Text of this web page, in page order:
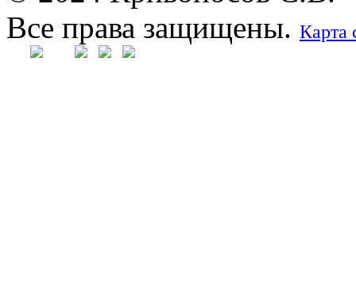
Все права защищены. Карта